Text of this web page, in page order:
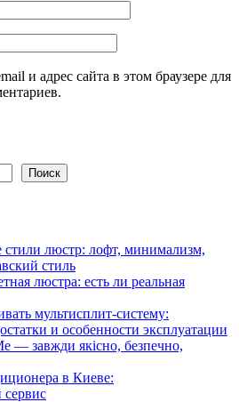
и адрес сайта в этом браузере для
Поиск
люстр: лофт, минимализм,
стиль
люстра: есть ли реальная
мультисплит-систему:
и особенности эксплуатации
— завжди якісно, безпечно,
в Киеве: